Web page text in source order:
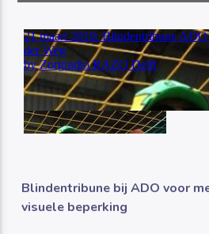
Blindentribune bij ADO voor
visuele beperking